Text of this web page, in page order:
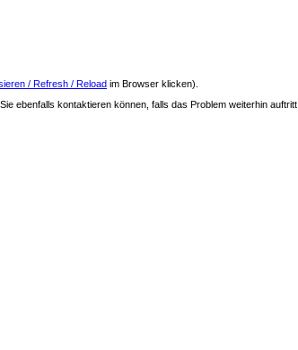
/ Refresh / Reload im Browser klicken).
ebenfalls kontaktieren können, falls das Problem weiterhin auftritt.